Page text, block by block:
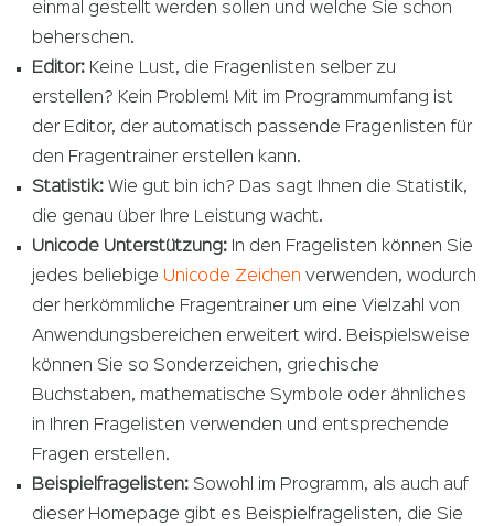
einmal gestellt werden sollen und welche Sie schon
beherschen.
Editor: Keine Lust, die Fragenlisten selber zu
erstellen? Kein Problem! Mit im Programmumfang ist
der Editor, der automatisch passende Fragenlisten für
den Fragentrainer erstellen kann.
Statistik: Wie gut bin ich? Das sagt Ihnen die Statistik,
die genau über Ihre Leistung wacht.
Unicode Unterstützung: In den Fragelisten können Sie
jedes beliebige Unicode Zeichen verwenden, wodurch
der herkömmliche Fragentrainer um eine Vielzahl von
Anwendungsbereichen erweitert wird. Beispielsweise
können Sie so Sonderzeichen, griechische
Buchstaben, mathematische Symbole oder ähnliches
in Ihren Fragelisten verwenden und entsprechende
Fragen erstellen.
Beispielfragelisten: Sowohl im Programm, als auch auf
dieser Homepage gibt es Beispielfragelisten, die Sie